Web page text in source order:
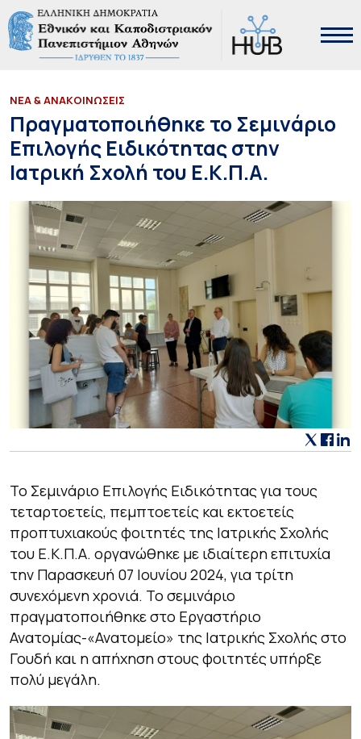
ΝΕΑ & ΑΝΑΚΟΙΝΩΣΕΙΣ
Πραγματοποιήθηκε το Σεμινάριο
Επιλογής Ειδικότητας στην
Ιατρική Σχολή του Ε.Κ.Π.Α.
Το Σεμινάριο Επιλογής Ειδικότητας για τους
τεταρτοετείς, πεμπτοετείς και εκτοετείς
προπτυχιακούς φοιτητές της Ιατρικής Σχολής
του Ε.Κ.Π.Α. οργανώθηκε με ιδιαίτερη επιτυχία
την Παρασκευή 07 Ιουνίου 2024, για τρίτη
συνεχόμενη χρονιά. Το σεμινάριο
πραγματοποιήθηκε στο Εργαστήριο
Ανατομίας-«Ανατομείο» της Ιατρικής Σχολής στο
Γουδή και η απήχηση στους φοιτητές υπήρξε
πολύ μεγάλη.